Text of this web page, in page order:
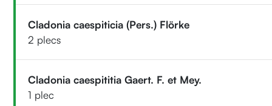
Cladonia caespiticia (Pers.) Flörke
2 plecs
Cladonia caespititia Gaert. F. et Mey.
1 plec